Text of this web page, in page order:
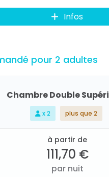
Infos
pour 2 adultes
Chambre Double
x 2 plus que 2
à partir de
111,70 €
par nuit